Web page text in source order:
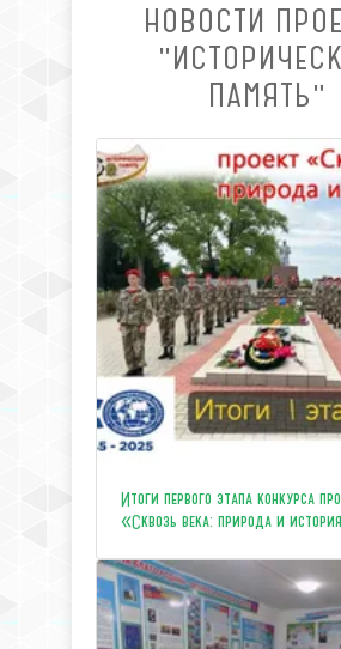
НОВОСТИ
ПАМЯТЬ"
Итоги первого этапа конкурса
«Сквозь века: природа и